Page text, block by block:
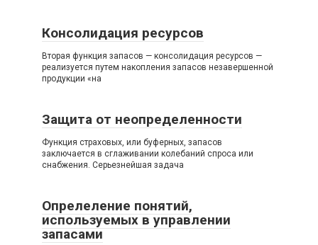
Консолидация ресурсов
Вторая функция запасов — консолидация ресурсов —
реализуется путем накопления запасов незавершенной
продукции «на
Защита от неопределенности
Функция страховых, или буферных, запасов
заключается в сглаживании колебаний спроса или
снабжения. Серьезнейшая задача
Опрелеление понятий,
используемых в управлении
запасами